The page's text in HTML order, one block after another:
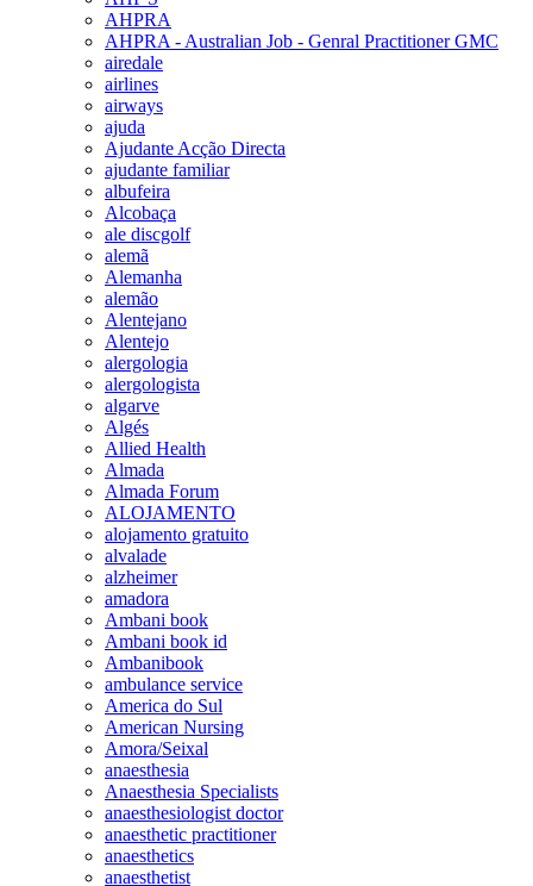
AHPRA
AHPRA - Australian Job - Genral Practitioner GMC
airedale
airlines
airways
ajuda
Ajudante Acção Directa
ajudante familiar
albufeira
Alcobaça
ale discgolf
alemã
Alemanha
alemão
Alentejano
Alentejo
alergologia
alergologista
algarve
Algés
Allied Health
Almada
Almada Forum
ALOJAMENTO
alojamento gratuito
alvalade
alzheimer
amadora
Ambani book
Ambani book id
Ambanibook
ambulance service
America do Sul
American Nursing
Amora/Seixal
anaesthesia
Anaesthesia Specialists
anaesthesiologist doctor
anaesthetic practitioner
anaesthetics
anaesthetist